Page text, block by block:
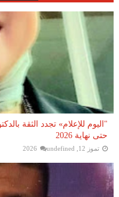
"اليوم للإعلام» تجدد الثقة
حتى نهاية 2026
تموز 12, 2026 undefined